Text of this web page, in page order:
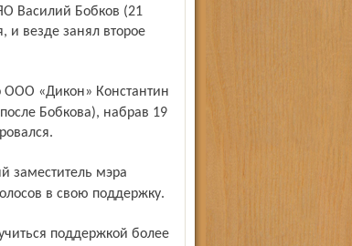
Василий Бобков (21
и везде занял второе
Бобкова), набрав 19
в свою поддержку.